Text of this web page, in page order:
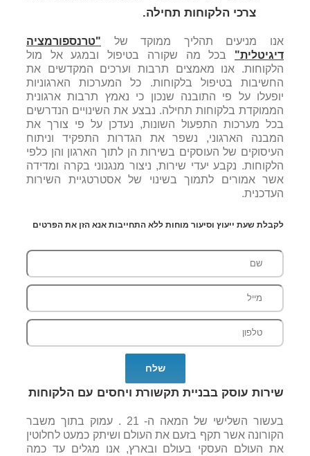
צרכי הלקוחות תחילה.
אנו מניעים תהליך ממוקד של "טרנספורמציה
דיגיטלית" בכל מה שקורה בטיפול ובמגע אל מול
הלקוחות. אנו מאמצים תרבות וערכים המקדשים את
החשיבות בטיפול בלקוחות. כל המערכות הארגוניות
יופעלו על פי התובנה שנכון כי נאמץ תרבות ארגונית
הממוקדת בלקוחות תחילה. נבצע את השינויים הנדרשים
בכל מערכות התפעול השונות, נעדכן על פי צורך את
המבנה הארגוני, נשפר את הגדרות התפקיד וניתוח
העיסוקים של העוסקים בשירות הן לתוך הארגון והן כלפי
הלקוחות. נקבע יעדי שירות, ניצור מנגנוני בקרה ומדידה
אשר אמורים לתמוך בשינוי של אסטרטגיית השירות
העדכנית.
לקבלת שעת ייעוץ וסיעור מוחות ללא התחייבות אנא הזן את הפרטים
שירות עוסק בבניית תקשורת ויחסים עם הלקוחות
בעשור השלישי של המאה ה- 21 . עמוק בתוך משבר
הקורונה אשר תקף בזעם את העולם ושיתק כמעט לחלוטין
את העולם העסקי בעולם ובארץ, אנו מגלים עד כמה